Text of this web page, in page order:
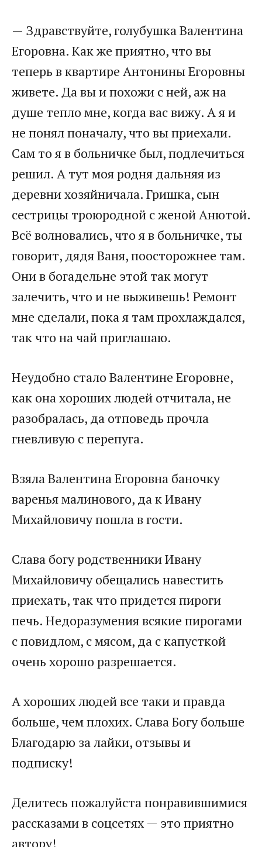
— Здравствуйте, голубушка Валентина
Егоровна. Как же приятно, что вы
теперь в квартире Антонины Егоровны
живете. Да вы и похожи с ней, аж на
душе тепло мне, когда вас вижу. А я и
не понял поначалу, что вы приехали.
Сам то я в больничке был, подлечиться
решил. А тут моя родня дальняя из
деревни хозяйничала. Гришка, сын
сестрицы троюродной с женой Анютой.
Всё волновались, что я в больничке, ты
говорит, дядя Ваня, поосторожнее там.
Они в богадельне этой так могут
залечить, что и не выживешь! Ремонт
мне сделали, пока я там прохлаждался,
так что на чай приглашаю.
Неудобно стало Валентине Егоровне,
как она хороших людей отчитала, не
разобралась, да отповедь прочла
гневливую с перепуга.
Взяла Валентина Егоровна баночку
варенья малинового, да к Ивану
Михайловичу пошла в гости.
Слава богу родственники Ивану
Михайловичу обещались навестить
приехать, так что придется пироги
печь. Недоразумения всякие пирогами
с повидлом, с мясом, да с капусткой
очень хорошо разрешается.
А хороших людей все таки и правда
больше, чем плохих. Слава Богу больше
Благодарю за лайки, отзывы и
подписку!
Делитесь пожалуйста понравившимися
рассказами в соцсетях — это приятно
автору!